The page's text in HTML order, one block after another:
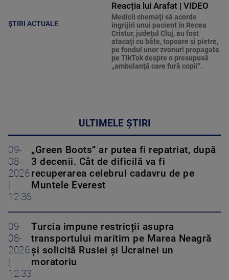
ȘTIRI ACTUALE
Reacția lui Arafat | VIDEO
Medicii chemaţi să acorde
îngrijiri unui pacient în Recea
Cristur, judeţul Cluj, au fost
atacaţi cu bâte, topoare şi pietre,
pe fondul unor zvonuri propagate
pe TikTok despre o presupusă
„ambulanţă care fură copii”.
ULTIMELE ȘTIRI
09-
08-
2026
|
12:36
„Green Boots” ar putea fi repatriat, după
3 decenii. Cât de dificilă va fi
recuperarea celebrul cadavru de pe
Muntele Everest
09-
08-
2026
|
12:33
Turcia impune restricții asupra
transportului maritim pe Marea Neagră
și solicită Rusiei și Ucrainei un
moratoriu